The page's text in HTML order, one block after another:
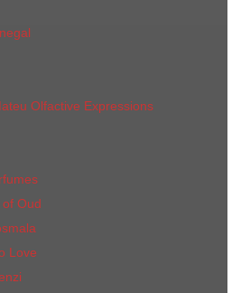
Olfactive Expressions
Oud
Love